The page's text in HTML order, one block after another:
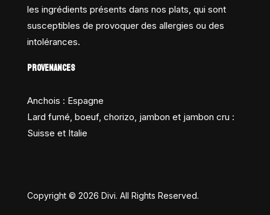
les ingrédients présents dans nos plats, qui sont
susceptibles de provoquer des allergies ou des
intolérances.
PROVENANCES
Anchois : Espagne
Lard fumé, boeuf, chorizo, jambon et jambon cru :
Suisse et Italie
Copyright © 2026 Divi. All Rights Reserved.